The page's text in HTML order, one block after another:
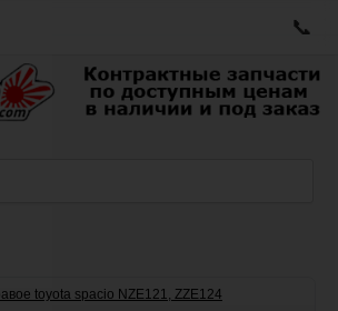
📞
toyota spacio NZE121, ZZE124